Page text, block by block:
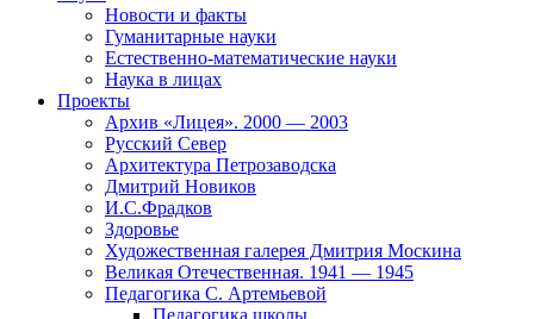
Новости и факты
Гуманитарные науки
Естественно-математические науки
Наука в лицах
Проекты
Архив «Лицея». 2000 — 2003
Русский Север
Архитектура Петрозаводска
Дмитрий Новиков
И.С.Фрадков
Здоровье
Художественная галерея Дмитрия Москина
Великая Отечественная. 1941 — 1945
Педагогика С. Артемьевой